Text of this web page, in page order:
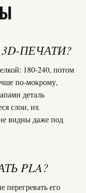
ПЕЧАТИ?
180-240, потом
по-мокрому,
деталь
слои, их
видны даже под
PLA?
перегревать его